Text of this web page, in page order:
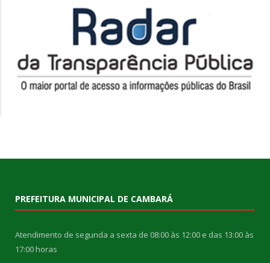
PREFEITURA MUNICIPAL DE CAMBARÁ
Atendimento de segunda a sexta de 08:00 às 12:00 e das 13:00 às
17:00 horas